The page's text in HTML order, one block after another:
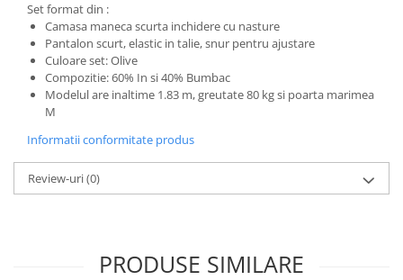
Set format din :
Camasa maneca scurta inchidere cu nasture
Pantalon scurt, elastic in talie, snur pentru ajustare
Culoare set: Olive
Compozitie: 60% In si 40% Bumbac
Modelul are inaltime 1.83 m, greutate 80 kg si poarta marimea
M
Informatii conformitate produs
Review-uri(0)
PRODUSE SIMILARE